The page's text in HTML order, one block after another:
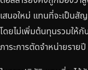
เสนอใหม่ แทนที่จะเป็น
โดยไม่เพิ่มต้นทุนรวมให้กั
ภาระการตัดจำหน่ายรายปี